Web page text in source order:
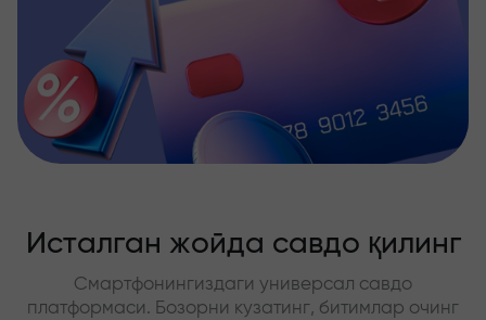
Исталган жойда савдо қилинг
Смартфонингиздаги универсал савдо
платформаси. Бозорни кузатинг, битимлар очинг